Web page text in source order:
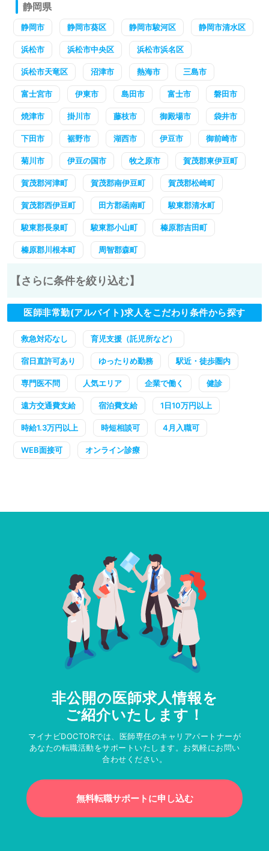
静岡県
静岡市 静岡市葵区 静岡市駿河区 静岡市清水区
浜松市 浜松市中央区 浜松市浜名区
浜松市天竜区 沼津市 熱海市 三島市
富士宮市 伊東市 島田市 富士市 磐田市
焼津市 掛川市 藤枝市 御殿場市 袋井市
下田市 裾野市 湖西市 伊豆市 御前崎市
菊川市 伊豆の国市 牧之原市 賀茂郡東伊豆町
賀茂郡河津町 賀茂郡南伊豆町 賀茂郡松崎町
賀茂郡西伊豆町 田方郡函南町 駿東郡清水町
駿東郡長泉町 駿東郡小山町 榛原郡吉田町
榛原郡川根本町 周智郡森町
【さらに条件を絞り込む】
医師非常勤(アルバイト)求人をこだわり条件から探す
救急対応なし 育児支援（託児所など）
宿日直許可あり ゆったりめ勤務 駅近・徒歩圏内
専門医不問 人気エリア 企業で働く 健診
遠方交通費支給 宿泊費支給 1日10万円以上
時給1.3万円以上 時短相談可 4月入職可
WEB面接可 オンライン診療
非公開の医師求人情報を
ご紹介いたします！
マイナビDOCTORでは、医師専任のキャリアパートナーが
あなたの転職活動をサポートいたします。お気軽にお問い
合わせください。
無料転職サポートに申し込む